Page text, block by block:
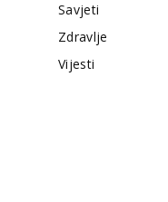
Savjeti
Zdravlje
Vijesti